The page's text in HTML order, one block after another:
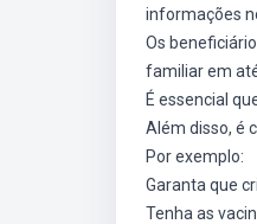
informações
Os
familiar em
É essencial
Além disso, é
Por exemplo:
Garanta que
Tenha as